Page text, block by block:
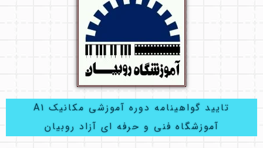
تایید گواهینامه دوره آموزشی مکانیک A1
آموزشگاه فنی و حرفه ای آزاد روبیان